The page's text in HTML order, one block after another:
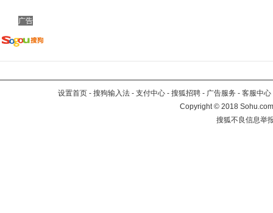
广告
设置首页 - 搜狗输入法 - 支付中心 - 搜狐招聘 - 广告服务 - 客服中心
Copyright©2018
搜狐不良信息举